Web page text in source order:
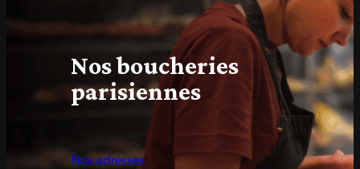
Nos boucheries
parisiennes
Nos adresses